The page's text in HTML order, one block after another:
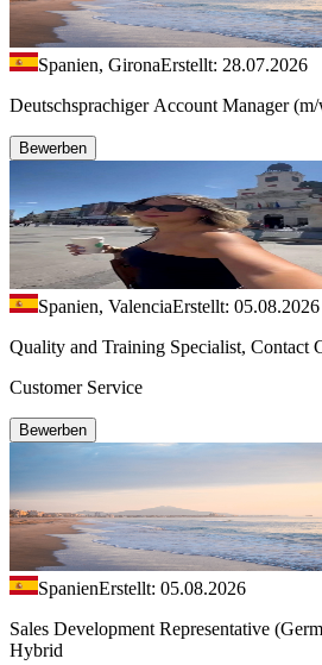
Spanien, GironaErstellt: 28.07.2026
Deutschsprachiger Account Manager
Bewerben
Spanien, ValenciaErstellt: 05.08.2026
Quality and Training Specialist, Contact
Customer Service
Bewerben
SpanienErstellt: 05.08.2026
Sales Development Representative
Hybrid